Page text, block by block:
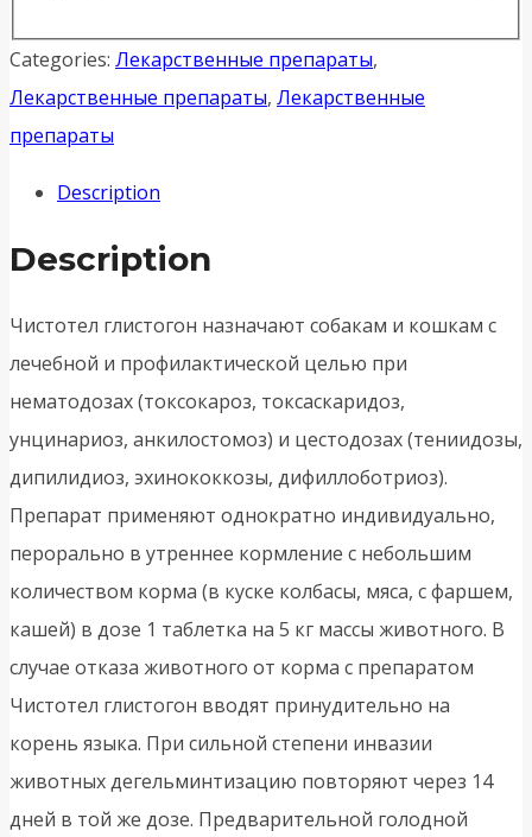
Categories: Лекарственные препараты,
Лекарственные препараты, Лекарственные
препараты
Description
Description
Чистотел глистогон назначают собакам и кошкам с
лечебной и профилактической целью при
нематодозах (токсокароз, токсаскаридоз,
унцинариоз, анкилостомоз) и цестодозах (тениидозы,
дипилидиоз, эхинококкозы, дифиллоботриоз).
Препарат применяют однократно индивидуально,
перорально в утреннее кормление с небольшим
количеством корма (в куске колбасы, мяса, с фаршем,
кашей) в дозе 1 таблетка на 5 кг массы животного. В
случае отказа животного от корма с препаратом
Чистотел глистогон вводят принудительно на
корень языка. При сильной степени инвазии
животных дегельминтизацию повторяют через 14
дней в той же дозе. Предварительной голодной